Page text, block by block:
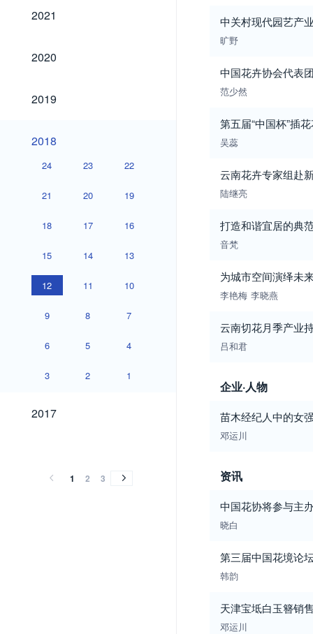
2021
2021
2020
2020
2019
2019
2018
2018
24 23 22
21 20 19
18 17 16
15 14 13
12 11 10
9 8 7
6 5 4
3 2 1
2017
2017
1 2 3
中关村现代园艺产
旷野
中国花卉协会代表
范少然
第五届“中国杯”插
吴蕊
云南花卉专家组赴
陆继亮
打造和谐宜居的典
音梵
为城市空间演绎未
李艳梅 李晓燕
云南切花月季产业
吕和君
企业·人物
苗木经纪人中的女
邓运川
资讯
中国花协将参与主
晓白
第三届中国花境论
韩韵
天津宝坻白玉簪销
邓运川